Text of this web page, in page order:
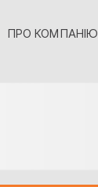
ПРО КОМПАНІЮ